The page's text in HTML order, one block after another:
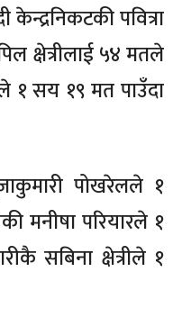
पवित्रा
क्षेत्रीलाई ५४ मतले
१ सय १९ मत पाउँदा
पोखरेलले १
मनीषा परियारले १
सबिना क्षेत्रीले १